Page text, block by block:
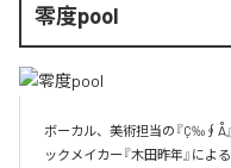
零度pool
ボーカル、美術担当の『Ç‰∮Å
ックメイカー『木田昨年』によ